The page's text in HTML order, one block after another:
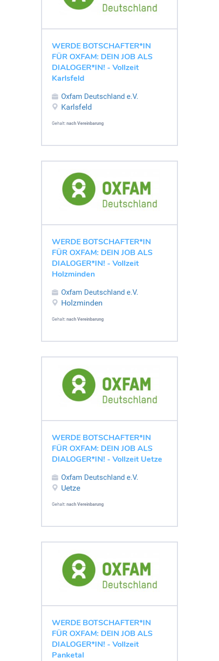
WERDE BOTSCHAFTER*IN
FÜR OXFAM: DEIN JOB ALS
DIALOGER*IN! - Vollzeit
Karlsfeld
Oxfam Deutschland e.V.
Karlsfeld
Gehalt: nach Vereinbarung
WERDE BOTSCHAFTER*IN
FÜR OXFAM: DEIN JOB ALS
DIALOGER*IN! - Vollzeit
Holzminden
Oxfam Deutschland e.V.
Holzminden
Gehalt: nach Vereinbarung
WERDE BOTSCHAFTER*IN
FÜR OXFAM: DEIN JOB ALS
DIALOGER*IN! - Vollzeit Uetze
Oxfam Deutschland e.V.
Uetze
Gehalt: nach Vereinbarung
WERDE BOTSCHAFTER*IN
FÜR OXFAM: DEIN JOB ALS
DIALOGER*IN! - Vollzeit
Panketal